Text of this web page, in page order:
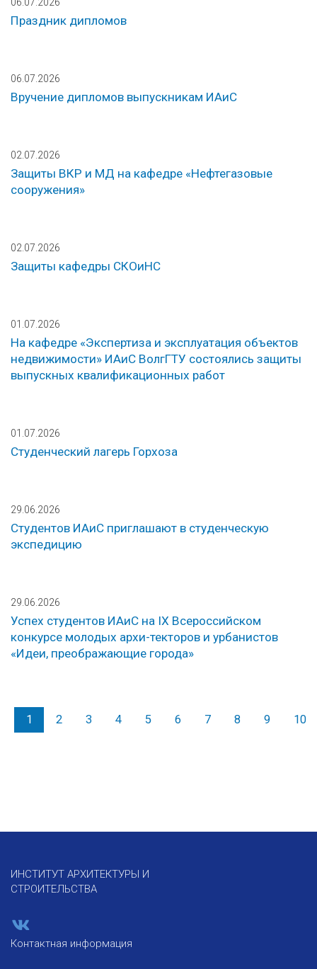
06.07.2026
Праздник дипломов
06.07.2026
Вручение дипломов выпускникам ИАиС
02.07.2026
Защиты ВКР и МД на кафедре «Нефтегазовые
сооружения»
02.07.2026
Защиты кафедры СКОиНС
01.07.2026
На кафедре «Экспертиза и эксплуатация объектов
недвижимости» ИАиС ВолгГТУ состоялись защиты
выпускных квалификационных работ
01.07.2026
Студенческий лагерь Горхоза
29.06.2026
Студентов ИАиС приглашают в студенческую
экспедицию
29.06.2026
Успех студентов ИАиС на IX Всероссийском
конкурсе молодых архи-текторов и урбанистов
«Идеи, преображающие города»
1 2 3 4 5 6 7 8 9 10
ИНСТИТУТ АРХИТЕКТУРЫ И
СТРОИТЕЛЬСТВА
Контактная информация